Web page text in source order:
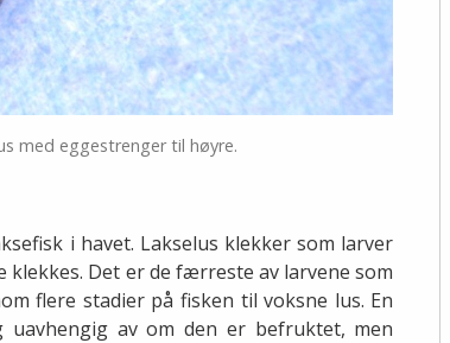
med eggestrenger til høyre.
i havet. Lakselus klekker som larver
Det er de færreste av larvene som
flere stadier på fisken til voksne lus. En
av om den er befruktet, men